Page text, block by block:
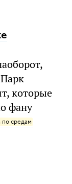
которые
фану
по средам